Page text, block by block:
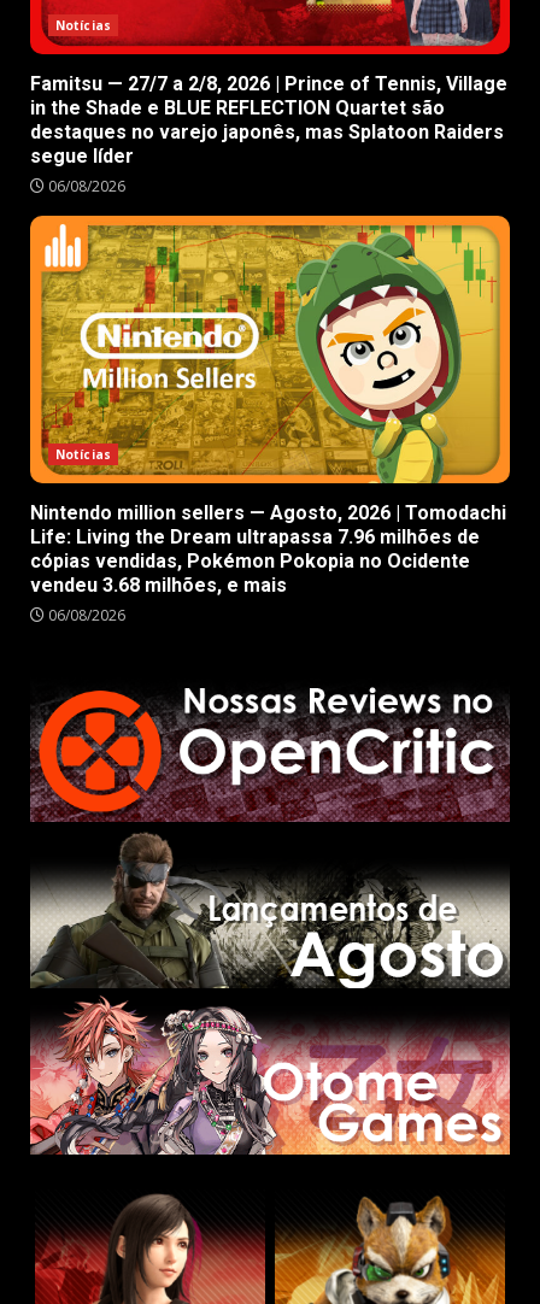
Notícias
Famitsu — 27/7 a 2/8, 2026 | Prince of Tennis, Village
in the Shade e BLUE REFLECTION Quartet são
destaques no varejo japonês, mas Splatoon Raiders
segue líder
06/08/2026
Notícias
Nintendo million sellers — Agosto, 2026 | Tomodachi
Life: Living the Dream ultrapassa 7.96 milhões de
cópias vendidas, Pokémon Pokopia no Ocidente
vendeu 3.68 milhões, e mais
06/08/2026